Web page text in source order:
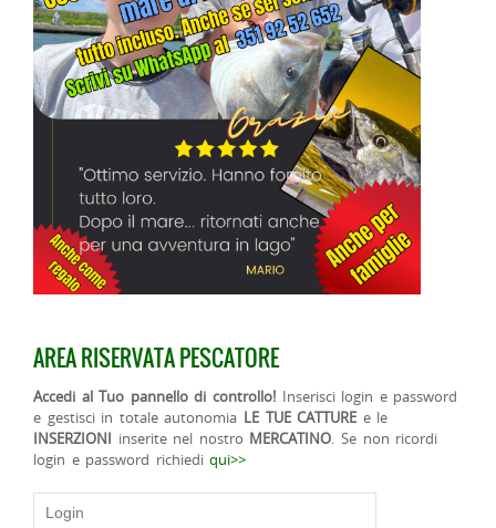
AREA RISERVATA PESCATORE
Accedi al Tuo pannello di controllo! Inserisci login e password
e gestisci in totale autonomia LE TUE CATTURE e le
INSERZIONI inserite nel nostro MERCATINO. Se non ricordi
login e password richiediqui>>